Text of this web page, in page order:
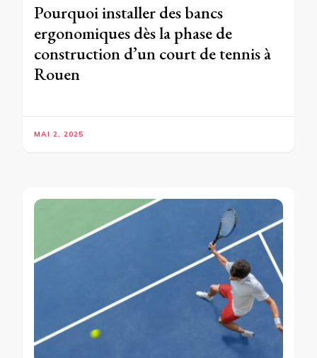
Pourquoi installer des bancs
ergonomiques dès la phase de
construction d’un court de tennis à
Rouen
MAI 2, 2025